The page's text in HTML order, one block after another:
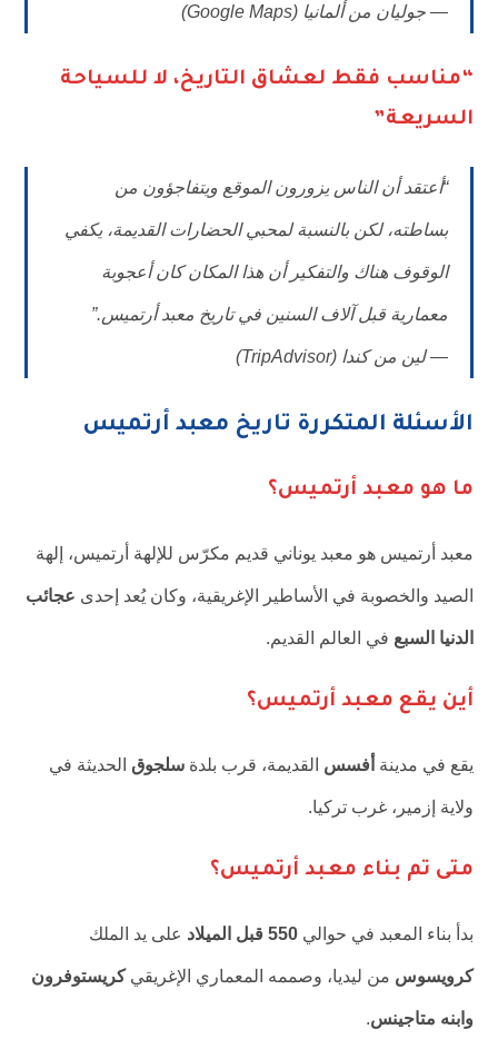
—جوليان من ألمانيا (Google Maps)
“مناسب فقط لعشاق التاريخ، لا للسياحة
السريعة”
“أعتقد أن الناس يزورون الموقع ويتفاجؤون من
بساطته، لكن بالنسبة لمحبي الحضارات القديمة، يكفي
الوقوف هناك والتفكير أن هذا المكان كان أعجوبة
معمارية قبل آلاف السنين في تاريخ معبد أرتميس.”
—لين من كندا (TripAdvisor)
الأسئلة المتكررة تاريخ معبد أرتميس
ما هو معبد أرتميس؟
معبد أرتميس هو معبد يوناني قديم مكرّس للإلهة أرتميس، إلهة
الصيد والخصوبة في الأساطير الإغريقية، وكان يُعد إحدى عجائب
الدنيا السبع في العالم القديم.
أين يقع معبد أرتميس؟
يقع في مدينة أفسس القديمة، قرب بلدةسلجوق الحديثة في
ولاية إزمير، غرب تركيا.
متى تم بناء معبد أرتميس؟
بدأ بناء المعبد في حوالي550 قبل الميلاد على يد الملك
كرويسوس من ليديا، وصممه المعماري الإغريقيكريستوفرون
وابنه متاجينس.